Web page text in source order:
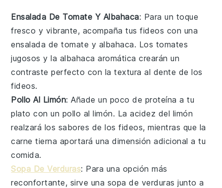
Ensalada De Tomate Y Albahaca: Para un toque
fresco y vibrante, acompaña tus fideos con una
ensalada de tomate y albahaca. Los tomates
jugosos y la albahaca aromática crearán un
contraste perfecto con la textura al dente de los
fideos.
Pollo Al Limón: Añade un poco de proteína a tu
plato con un pollo al limón. La acidez del limón
realzará los sabores de los fideos, mientras que la
carne tierna aportará una dimensión adicional a tu
comida.
Sopa De Verduras: Para una opción más
reconfortante, sirve una sopa de verduras junto a